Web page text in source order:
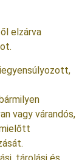
elzárva
vagy várandós,
tárolási és